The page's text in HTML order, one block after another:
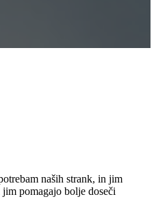
naših strank, in jim
pomagajo bolje doseči